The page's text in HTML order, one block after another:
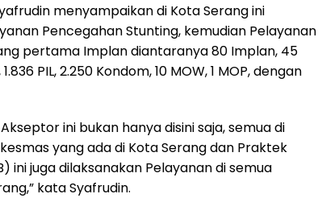
menyampaikan di Kota Serang ini
Pencegahan Stunting, kemudian Pelayanan
pertama Implan diantaranya 80 Implan, 45
PIL, 2.250 Kondom, 10 MOW, 1 MOP, dengan
ini bukan hanya disini saja, semua di
yang ada di Kota Serang dan Praktek
ini juga dilaksanakan Pelayanan di semua
kata Syafrudin.